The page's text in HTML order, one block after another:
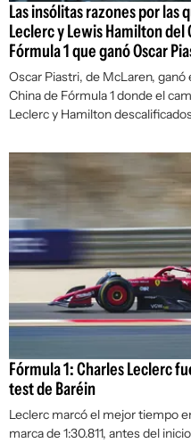
Las insólitas razones por las
Leclerc y Lewis Hamilton del
Fórmula 1 que ganó Oscar
Oscar Piastri, de McLaren,
China de Fórmula 1 donde el
Leclerc y Hamilton
Fórmula 1: Charles Leclerc
test de Baréin
Leclerc marcó el mejor tiempo
marca de 1:30.811, antes del